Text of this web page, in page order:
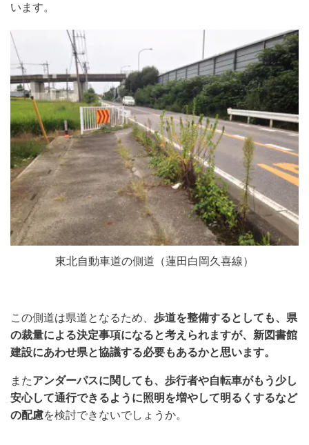
います。
東北自動車道の側道（蓮田白岡久喜線）
この側道は県道となるため、 歩道を整備するとしても、県
の裁量による決定事項になると考えられますが、新図書館
建設にあわせ県と協議する必要もあるかと思います。
またアンダーパスに関しても、歩行者や自転車がもう少し
安心して通行できるように照明を増やして明るくするなど
の配慮を検討できないでしょうか。